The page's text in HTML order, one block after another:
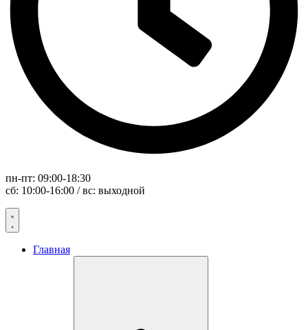
пн-пт: 09:00-18:30
сб: 10:00-16:00 / вс: выходной
Главная